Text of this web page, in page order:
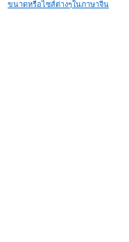
ขนาดหรือไซส์ต่างๆในภาษาจีน